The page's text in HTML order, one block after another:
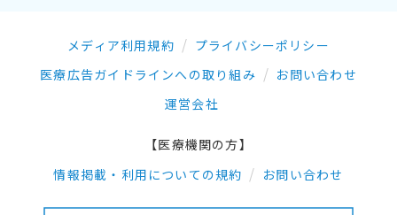
メディア利用規約
プライバシーポリシー
医療広告ガイドラインへの取り組み
お問い合わせ
運営会社
【医療機関の方】
情報掲載・利用についての規約
お問い合わせ